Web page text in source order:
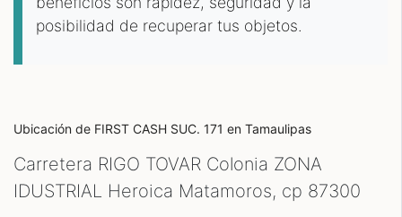
posibilidad de recuperar tus objetos.
Ubicación de FIRST CASH SUC. 171 en Tamaulipas
Carretera RIGO TOVAR Colonia ZONA
IDUSTRIAL Heroica Matamoros, cp 87300